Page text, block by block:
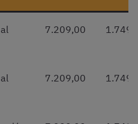
7.209,00
7.209,00